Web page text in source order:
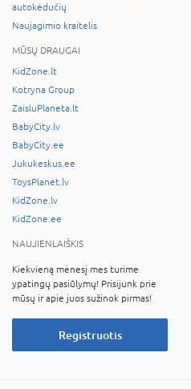
autokėdučių
Naujagimio kraitelis
MŪSŲ DRAUGAI
KidZone.lt
Kotryna Group
ZaisluPlaneta.lt
BabyCity.lv
BabyCity.ee
Jukukeskus.ee
ToysPlanet.lv
KidZone.lv
KidZone.ee
NAUJIENLAIŠKIS
Kiekvieną mėnesį mes turime
ypatingų pasiūlymų! Prisijunk prie
mūsų ir apie juos sužinok pirmas!
Registruotis